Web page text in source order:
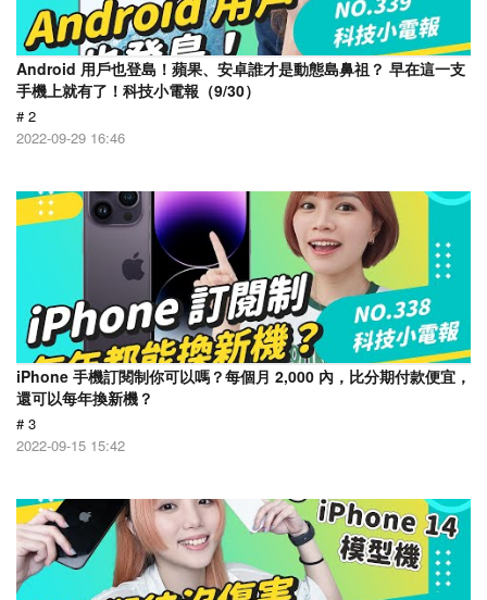
Android 用戶也登島！蘋果、安卓誰才是動態島鼻祖？ 早在這一支
手機上就有了！科技小電報（9/30）
# 2
2022-09-29 16:46
iPhone 手機訂閱制你可以嗎？每個月 2,000 內，比分期付款便宜，
還可以每年換新機？
# 3
2022-09-15 15:42